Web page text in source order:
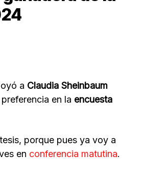
a Claudia Sheinbaum
en la encuesta
porque pues ya voy a
en conferencia matutina.